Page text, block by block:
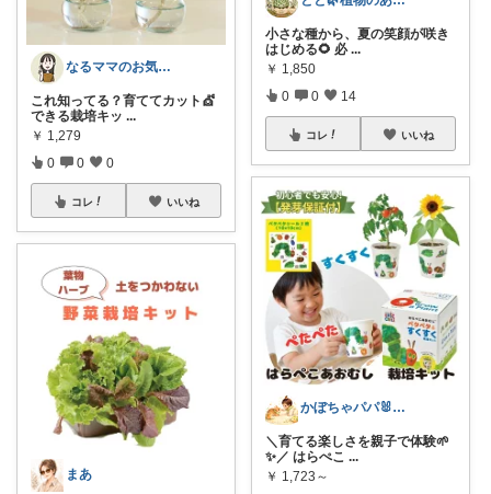
なるママのお気に入りROOM🌙✴︎.°
これ知ってる？育ててカット💇
できる栽培キッ ...
￥ 1,279
0 0 0
コレ いいね
まあ
小さな種から、夏の笑顔が咲き
はじめる🌻 必 ...
￥ 1,850
0 0 14
コレ いいね
かぼちゃパパ🐰経由購入感謝です♪
＼育てる楽しさを親子で体験🌱
✨／ はらぺこ ...
￥ 1,723～